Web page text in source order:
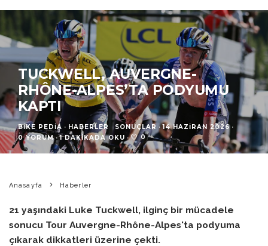
TUCKWELL, AUVERGNE-
RHÔNE-ALPES’TA PODYUMU
KAPTI
BIKE PEDIA · HABERLER SONUÇLAR · 14 HAZIRAN 2026 ·
0 YORUM · 1 DAKIKADA OKU · 0
Anasayfa Haberler
21 yaşındaki Luke Tuckwell, ilginç bir mücadele
sonucu Tour Auvergne-Rhône-Alpes'ta podyuma
çıkarak dikkatleri üzerine çekti.